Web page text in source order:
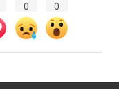
0 0